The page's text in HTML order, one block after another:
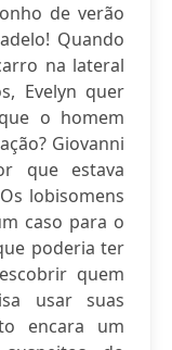
de verão
Quando
na lateral
Evelyn quer
o homem
Giovanni
que estava
lobisomens
caso para o
poderia ter
quem
usar suas
encara um